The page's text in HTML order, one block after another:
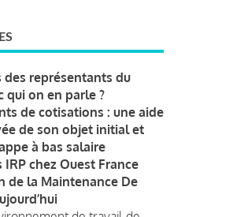
des représentants du
qui on en parle ?
de cotisations : une aide
de son objet initial et
à bas salaire
IRP chez Ouest France
de la Maintenance De